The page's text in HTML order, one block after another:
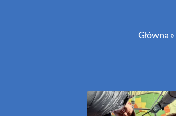
Główna »